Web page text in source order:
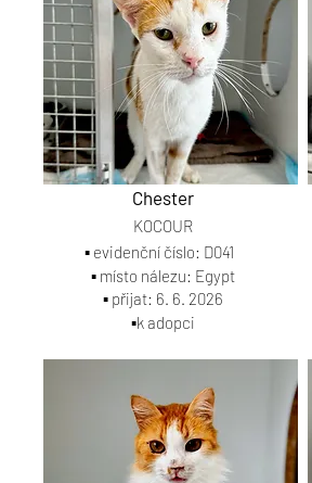
Chester
▪️ evidenční číslo: D041
▪️ místo nálezu: Egypt
▪️ přijat: 6. 6. 2026
▪️k adopci
KOCOUR